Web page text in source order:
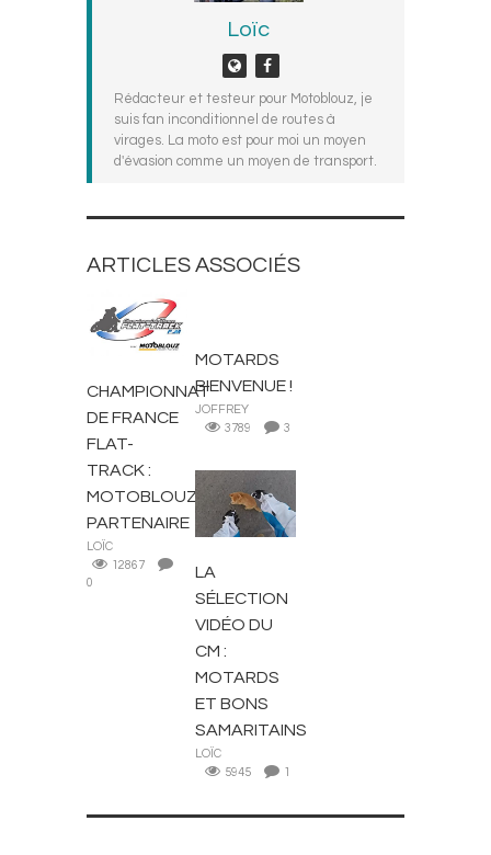
Loïc
Rédacteur et testeur pour Motoblouz, je
suis fan inconditionnel de routes à
virages. La moto est pour moi un moyen
d'évasion comme un moyen de transport.
ARTICLES ASSOCIÉS
ACTUALITÉS
CHAMPIONNAT
DE FRANCE
FLAT-
TRACK :
MOTOBLOUZ
PARTENAIRE
LOÏC
12867
0
MOTARDS
BIENVENUE !
JOFFREY
3789
3
ACTUALITÉS
LA
SÉLECTION
VIDÉO DU
CM :
MOTARDS
ET BONS
SAMARITAINS
LOÏC
5945
1